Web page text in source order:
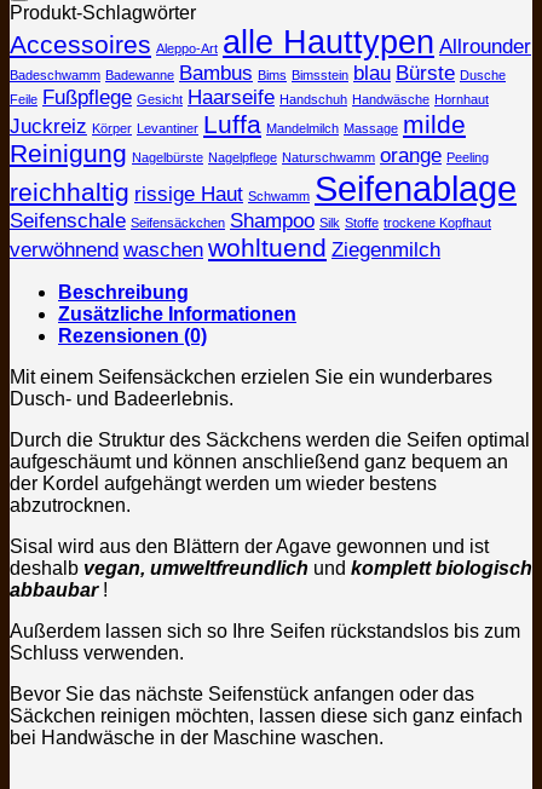
Produkt-Schlagwörter
Accessoires Aleppo-Art alle Hauttypen Allrounder
Badeschwamm Badewanne Bambus Bims Bimsstein blau Bürste Dusche
Feile Fußpflege Gesicht Haarseife Handschuh Handwäsche Hornhaut
Juckreiz Körper Levantiner Luffa Mandelmilch Massage milde
Reinigung Nagelbürste Nagelpflege Naturschwamm orange Peeling
reichhaltig rissige Haut Schwamm Seifenablage
Seifenschale Seifensäckchen Shampoo Silk Stoffe trockene Kopfhaut
verwöhnend waschen wohltuend Ziegenmilch
Beschreibung
Zusätzliche Informationen
Rezensionen (0)
Mit einem Seifensäckchen erzielen Sie ein wunderbares
Dusch- und Badeerlebnis.
Durch die Struktur des Säckchens werden die Seifen optimal
aufgeschäumt und können anschließend ganz bequem an
der Kordel aufgehängt werden um wieder bestens
abzutrocknen.
Sisal wird aus den Blättern der Agave gewonnen und ist
deshalb vegan, umweltfreundlich und komplett biologisch
abbaubar !
Außerdem lassen sich so Ihre Seifen rückstandslos bis zum
Schluss verwenden.
Bevor Sie das nächste Seifenstück anfangen oder das
Säckchen reinigen möchten, lassen diese sich ganz einfach
bei Handwäsche in der Maschine waschen.